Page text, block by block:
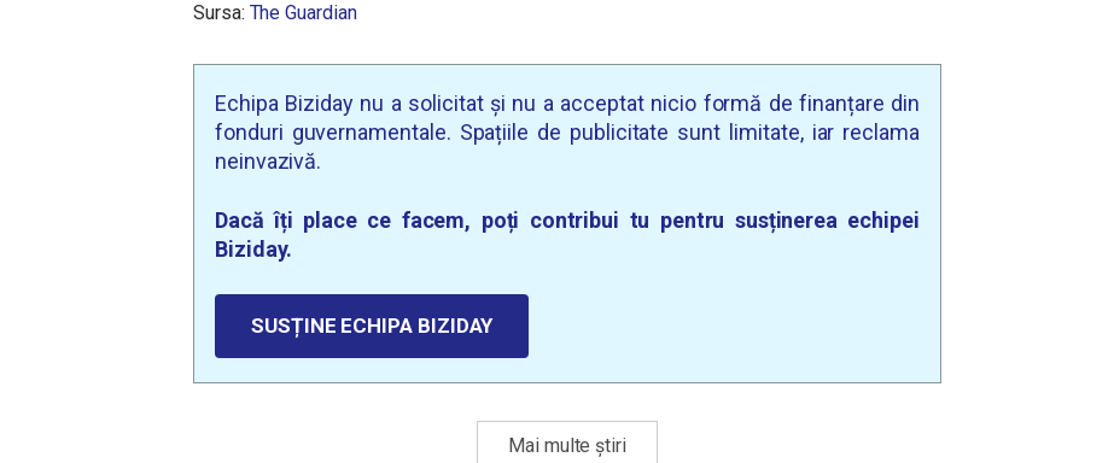
Sursa: The Guardian
Echipa Biziday nu a solicitat și nu a acceptat nicio formă de finanțare din
fonduri guvernamentale. Spațiile de publicitate sunt limitate, iar reclama
neinvazivă.
Dacă îți place ce facem, poți contribui tu pentru susținerea echipei
Biziday.
SUSȚINE ECHIPA BIZIDAY
Mai multe știri